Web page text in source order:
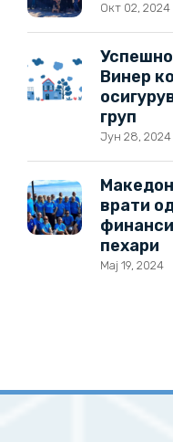
Окт 02, 2024
Винер
груп
Јун 28, 2024
врати
пехари
Мај 19, 2024